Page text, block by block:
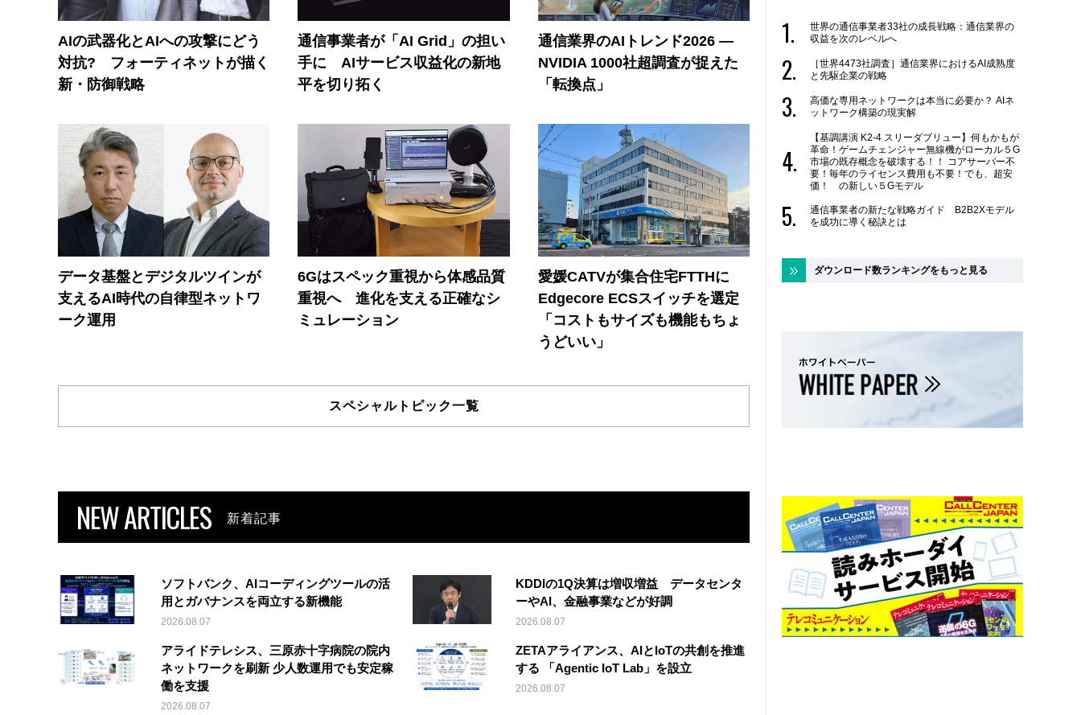
AIの武器化とAIへの攻撃にどう
対抗? フォーティネットが描く
新・防御戦略
通信事業者が「AI Grid」の担い
手に AIサービス収益化の新地
平を切り拓く
通信業界のAIトレンド2026 ―
NVIDIA 1000社超調査が捉えた
「転換点」
データ基盤とデジタルツインが
支えるAI時代の自律型ネットワ
ーク運用
6Gはスペック重視から体感品質
重視へ 進化を支える正確なシ
ミュレーション
愛媛CATVが集合住宅FTTHに
Edgecore ECSスイッチを選定
「コストもサイズも機能もちょ
うどいい」
スペシャルトピック一覧
NEW ARTICLES 新着記事
ソフトバンク、AIコーディングツールの活
用とガバナンスを両立する新機能
2026.08.07
KDDIの1Q決算は増収増益 データセンタ
ーやAI、金融事業などが好調
2026.08.07
アライドテレシス、三原赤十字病院の院内
ネットワークを刷新 少人数運用でも安定稼
働を支援
2026.08.07
ZETAアライアンス、AIとIoTの共創を推進
する 「Agentic IoT Lab」を設立
2026.08.07
世界の通信事業者33社の成長戦略：通信業界の
収益を次のレベルへ
［世界4473社調査］通信業界におけるAI成熟度
と先駆企業の戦略
高価な専用ネットワークは本当に必要か？ AIネ
ットワーク構築の現実解
【基調講演 K2-4 スリーダブリュー】何もかもが
革命！ゲームチェンジャー無線機がローカル５G
市場の既存概念を破壊する！！ コアサーバー不
要！毎年のライセンス費用も不要！でも、超安
価！ の新しい５Gモデル
通信事業者の新たな戦略ガイド B2B2Xモデル
を成功に導く秘訣とは
ダウンロード数ランキングをもっと見る